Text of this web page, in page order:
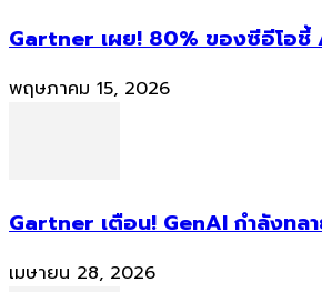
Gartner เผย! 80% ของซีอีโอชี้
พฤษภาคม 15, 2026
Gartner เตือน! GenAI กำลังทล
เมษายน 28, 2026